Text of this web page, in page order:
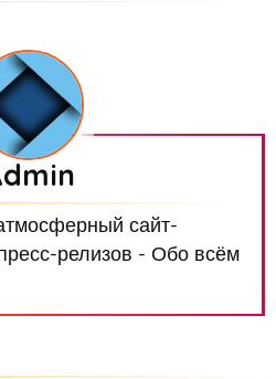
сайт-
релизов - Обо всём